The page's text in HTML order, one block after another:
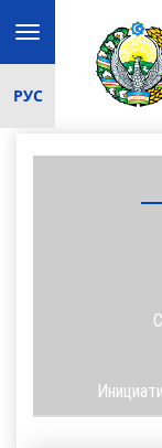
Toggle
navigation
РУС